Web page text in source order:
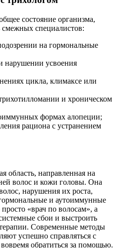
состояние организма,
смежных специалистов:
на гормональные
нарушении усвоения
цикла, климаксе или
и хроническом
формах алопеции;
рациона с устранением
область, направленная на
волос и кожи головы. Она
нарушения их роста,
и аутоиммунные
«врач по волосам», а
сбои и выстроить
Современные методы
успешно справляться с
обратиться за помощью.